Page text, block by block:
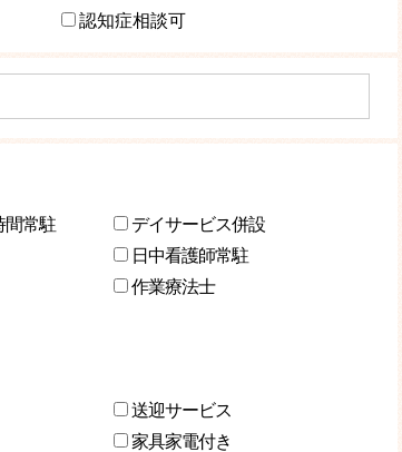
認知症相談可
間常駐
デイサービス併設
日中看護師常駐
作業療法士
送迎サービス
家具家電付き